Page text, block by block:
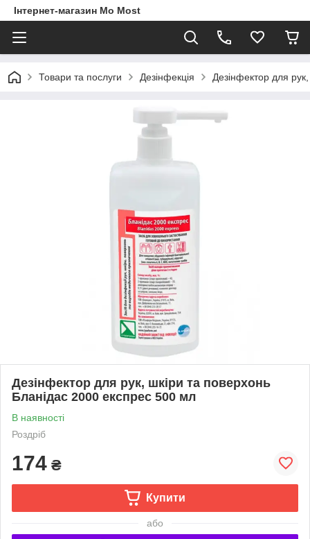
Інтернет-магазин Mo Most
Товари та послуги Дезінфекція Дезінфектор для
Дезінфектор для рук, шкіри та поверхонь
Бланідас 2000 експрес 500 мл
В наявності
Роздріб
174 ₴
Купити
або